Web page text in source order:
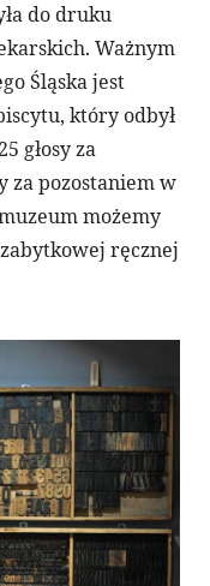
do druku
Ważnym
Śląska jest
który odbył
głosy za
za pozostaniem w
możemy
ręcznej